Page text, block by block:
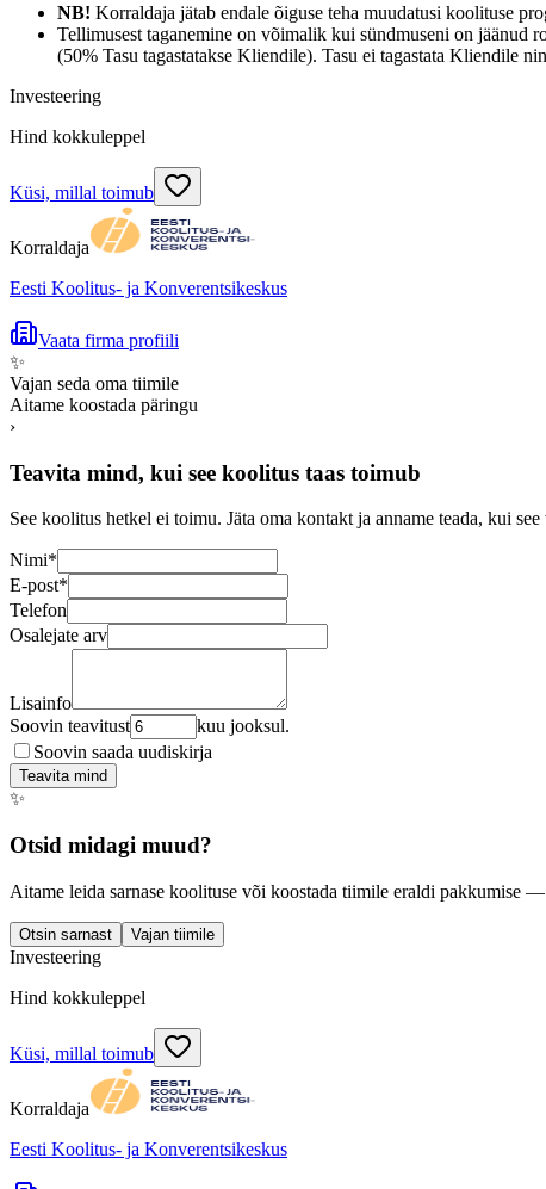
NB! Korraldaja jätab endale õiguse teha muudatusi koolituse
Tellimusest taganemine on võimalik kui sündmuseni on jäänud
(50% Tasu tagastatakse Kliendile). Tasu ei tagastata Kliendile
Investeering
Hind kokkuleppel
Küsi, millal toimub
Korraldaja
Eesti Koolitus- ja Konverentsikeskus
Vaata firma profiili
✨
Vajan seda oma tiimile
Aitame koostada päringu
›
Teavita mind, kui see koolitus taas toimub
See koolitus hetkel ei toimu. Jäta oma kontakt ja anname teada, kui
Nimi*
E-post*
Telefon
Osalejate arv
Lisainfo
Soovin teavitust
kuu jooksul.
Soovin saada uudiskirja
Teavita mind
✨
Otsid midagi muud?
Aitame leida sarnase koolituse või koostada tiimile eraldi pakkumise —
Otsin sarnast Vajan tiimile
Investeering
Hind kokkuleppel
Küsi, millal toimub
Korraldaja
Eesti Koolitus- ja Konverentsikeskus